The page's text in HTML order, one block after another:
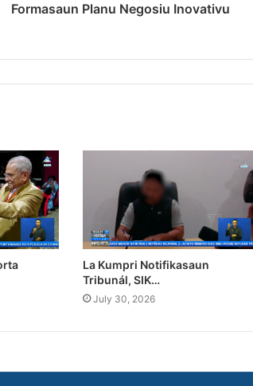
Formasaun Planu Negosiu Inovativu
La Kumpri Notifikasaun
Tribunál, SIK…
July 30, 2026